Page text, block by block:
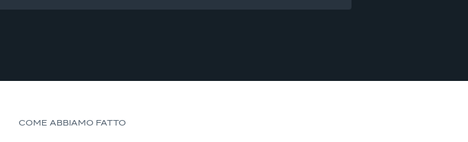
COME ABBIAMO FATTO